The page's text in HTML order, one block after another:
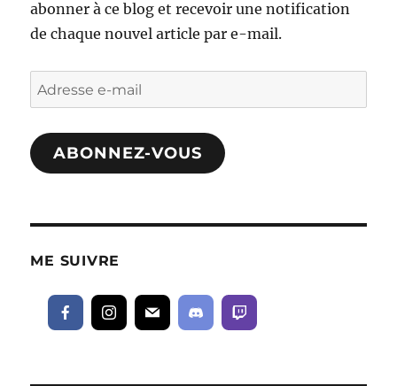
abonner à ce blog et recevoir une notification
de chaque nouvel article par e-mail.
Adresse
e-
mail
ABONNEZ-VOUS
ME SUIVRE